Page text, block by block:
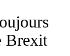
Brexit